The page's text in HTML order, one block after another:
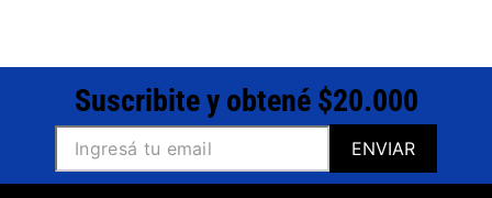
Suscribite y obtené $20.000
ENVIAR